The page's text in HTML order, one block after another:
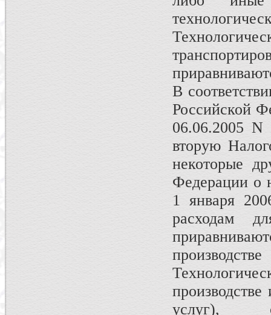
В
Российской
06.06.2005
вторую
некоторые
Федерации о
1 января
расходам
услуг),